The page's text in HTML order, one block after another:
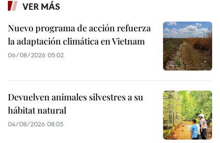
VER MÁS
Nuevo programa de acción refuerza
la adaptación climática en Vietnam
06/08/2026 05:02
Devuelven animales silvestres a su
hábitat natural
04/08/2026 08:05